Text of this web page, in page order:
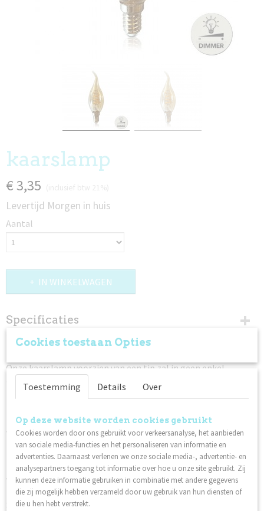
kaarslamp
€ 3,35
Levertijd Morgen in huis
Aantal
IN WINKELWAGEN
Specificaties
Productcode leverancier
Netto gewicht
Bruto gewicht
Afmetingen (l,b,h)
11,50 x 3,50 x 11,50 cm
Omschrijving
Onze kaarslamp voorzien van een tip zal in geen enkel
zichtbaar is.
Lampfitting: E 14
Vermogen: 2 Watt
Lichtopbrengst: 97 lumen
Kleurtemperatuur: 2400K ( warm wit)
Dimbaar:
Voltage: 220-240V 50/60 Hz
Levensduur: 20.000 uur
Schakelcycli: >20.000
Cookies toestaan Opties
Toestemming Details Over
Op deze website worden cookies gebruikt
Cookies worden door ons gebruikt voor verkeersanalyse, het aanbieden
van sociale media-functies en het personaliseren van informatie en
advertenties. Daarnaast verlenen we onze sociale media-, advertentie- en
analysepartners toegang tot informatie over hoe u onze site gebruikt. Zij
kunnen deze informatie gebruiken in combinatie met andere gegevens
die zij mogelijk hebben verzameld door uw gebruik van hun diensten of
die u hen hebt verstrekt.